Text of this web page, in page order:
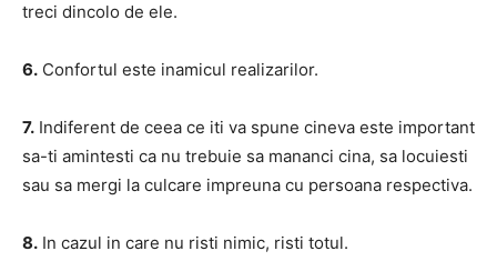
treci dincolo de ele.
6. Confortul este inamicul realizarilor.
7. Indiferent de ceea ce iti va spune cineva este important
sa-ti amintesti ca nu trebuie sa mananci cina, sa locuiesti
sau sa mergi la culcare impreuna cu persoana respectiva.
8. In cazul in care nu risti nimic, risti totul.